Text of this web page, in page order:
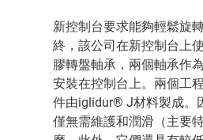
新控制台要求能夠輕鬆旋
終，該公司在新控制台上
膠轉盤軸承，兩個軸承作
安裝在控制台上。兩個工
件由iglidur® J材料製成。
僅無需維護和潤滑（主要